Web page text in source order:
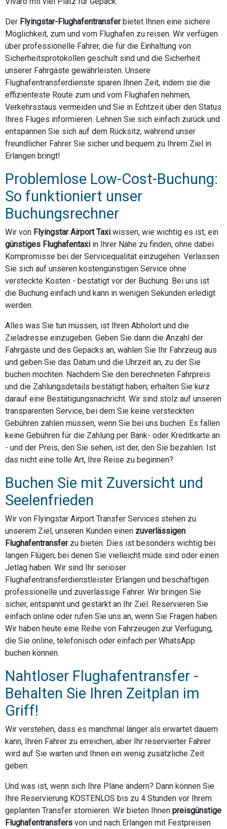
Der Flyingstar-Flughafentransferbietet Ihnen eine sichere
Möglichkeit, zum und vom Flughafen zu reisen. Wir verfügen
über professionelle Fahrer, die für die Einhaltung von
Sicherheitsprotokollen geschult sind und die Sicherheit
unserer Fahrgäste gewährleisten. Unsere
Flughafentransferdienste sparen Ihnen Zeit, indem sie die
effizienteste Route zum und vom Flughafen nehmen,
Verkehrsstaus vermeiden und Sie in Echtzeit über den Status
Ihres Fluges informieren. Lehnen Sie sich einfach zurück und
entspannen Sie sich auf dem Rücksitz, während unser
freundlicher Fahrer Sie sicher und bequem zu Ihrem Ziel in
Erlangen bringt!
Problemlose Low-Cost-Buchung:
So funktioniert unser
Buchungsrechner
Wir von Flyingstar Airport Taxi wissen, wie wichtig es ist, ein
günstiges Flughafentaxi in Ihrer Nähe zu finden, ohne dabei
Kompromisse bei der Servicequalität einzugehen. Verlassen
Sie sich auf unseren kostengünstigen Service ohne
versteckte Kosten - bestätigt vor der Buchung. Bei uns ist
die Buchung einfach und kann in wenigen Sekunden erledigt
werden.
Alles was Sie tun müssen, ist Ihren Abholort und die
Zieladresse einzugeben. Geben Sie dann die Anzahl der
Fahrgäste und des Gepäcks an, wählen Sie Ihr Fahrzeug aus
und geben Sie das Datum und die Uhrzeit an, zu der Sie
buchen möchten. Nachdem Sie den berechneten Fahrpreis
und die Zahlungsdetails bestätigt haben, erhalten Sie kurz
darauf eine Bestätigungsnachricht. Wir sind stolz auf unseren
transparenten Service, bei dem Sie keine versteckten
Gebühren zahlen müssen, wenn Sie bei uns buchen. Es fallen
keine Gebühren für die Zahlung per Bank- oder Kreditkarte an
- und der Preis, den Sie sehen, ist der, den Sie bezahlen. Ist
das nicht eine tolle Art, Ihre Reise zu beginnen?
Buchen Sie mit Zuversicht und
Seelenfrieden
Wir von Flyingstar Airport Transfer Services stehen zu
unserem Ziel, unseren Kunden einen zuverlässigen
Flughafentransferzu bieten. Dies ist besonders wichtig bei
langen Flügen, bei denen Sie vielleicht müde sind oder einen
Jetlag haben. Wir sind Ihr seriöser
Flughafentransferdienstleister Erlangen und beschäftigen
professionelle und zuverlässige Fahrer. Wir bringen Sie
sicher, entspannt und gestärkt an Ihr Ziel. Reservieren Sie
einfach online oder rufen Sie uns an, wenn Sie Fragen haben.
Wir haben heute eine Reihe von Fahrzeugen zur Verfügung,
die Sie online, telefonisch oder einfach per WhatsApp
buchen können.
Nahtloser Flughafentransfer -
Behalten Sie Ihren Zeitplan im
Griff!
Wir verstehen, dass es manchmal länger als erwartet dauern
kann, Ihren Fahrer zu erreichen, aber Ihr reservierter Fahrer
wird auf Sie warten und Ihnen ein wenig zusätzliche Zeit
geben.
Und was ist, wenn sich Ihre Pläne ändern? Dann können Sie
Ihre Reservierung KOSTENLOS bis zu 4 Stunden vor Ihrem
geplanten Transfer stornieren. Wir bieten Ihnen preisgünstige
Flughafentransfers von und nach Erlangen mit Festpreisen